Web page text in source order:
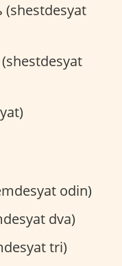
(shestdesyat
odin)
dva)
tri)